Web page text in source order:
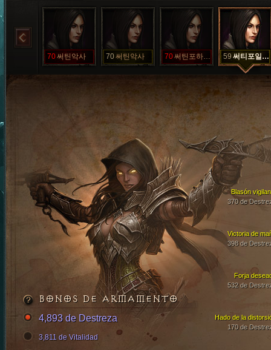
70써틴악사 70써틴악사 70 써틴포하일인악사 59 써티포일인악사
Victoria de
398 de
Forja
532 de
Blasón
370 de
Hado de la
170 de
BONOS DE ARMAMENTO
4,893 de Destreza
3,811 de Vitalidad